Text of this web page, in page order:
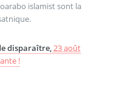
islamist sont la
disparaître,23 août
!